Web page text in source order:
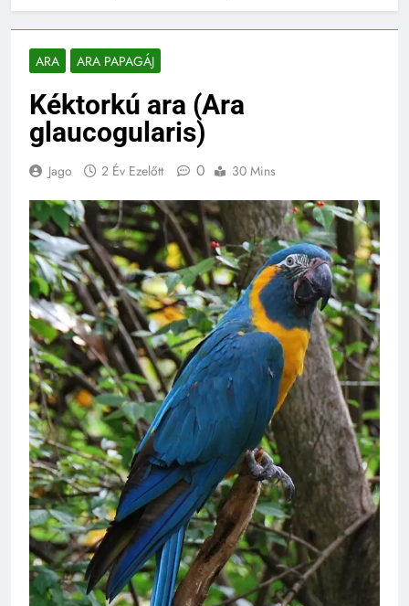
ARA ARA PAPAGÁJ
Kéktorkú ara (Ara
glaucogularis)
Jago 2 Év Ezelőtt 0 30 Mins